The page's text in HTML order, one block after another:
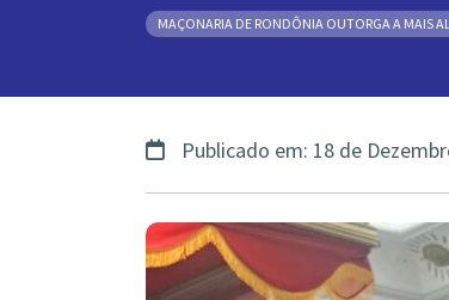
MAÇONARIA DE RONDÔNIA OUTORGA A MAIS
Publicado em: 18 de